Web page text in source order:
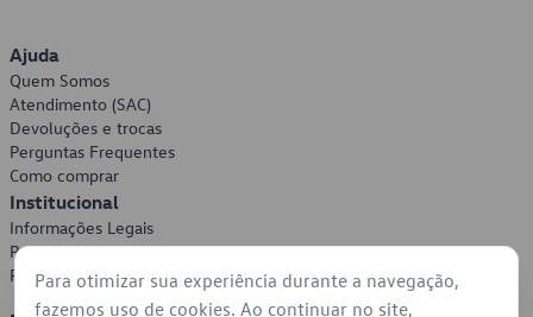
Ajuda
Quem Somos
Atendimento (SAC)
Devoluções e trocas
Perguntas Frequentes
Como comprar
Institucional
Informações Legais
Política de Privacidade
Política de Cookies
Para otimizar sua experiência durante a navegação,
fazemos uso de cookies. Ao continuar no site,